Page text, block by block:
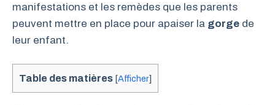
manifestations et les remèdes que les parents
peuvent mettre en place pour apaiser la gorge de
leur enfant.
Table des matières [Afficher]